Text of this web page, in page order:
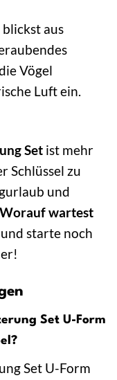
aus
Vögel
Luft ein.
Set ist mehr
Schlüssel zu
und
Worauf wartest
starte noch
Set U-Form
Set U-Form